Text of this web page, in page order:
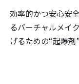
効率的かつ安心安
るバーチャルメイ
げるための“起爆剤